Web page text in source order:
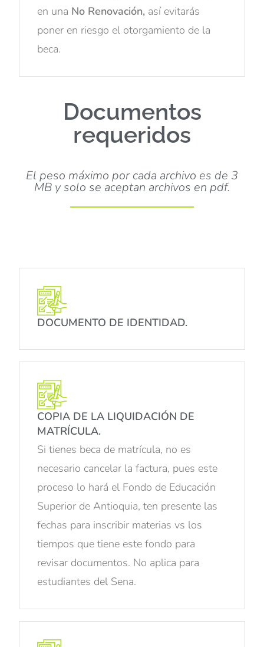
en una No Renovación, así evitarás
poner en riesgo el otorgamiento de la
beca.
Documentos
requeridos
El peso máximo por cada archivo es de 3
MB y solo se aceptan archivos en pdf.
DOCUMENTO DE IDENTIDAD.
COPIA DE LA LIQUIDACIÓN DE
MATRÍCULA.
Si tienes beca de matrícula, no es
necesario cancelar la factura, pues este
proceso lo hará el Fondo de Educación
Superior de Antioquia, ten presente las
fechas para inscribir materias vs los
tiempos que tiene este fondo para
revisar documentos. No aplica para
estudiantes del Sena.